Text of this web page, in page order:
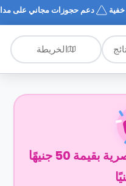
دعم حجوزات مجاني على مدار
الخريطة
قسيمة استرداد نقدي حصرية بقيمة 50 جنيهًا